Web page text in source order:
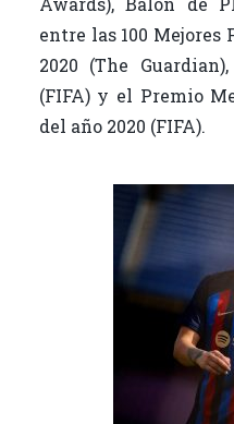
entre las 100
2020 (The
(FIFA) y el Premio
del año 2020 (FIFA).